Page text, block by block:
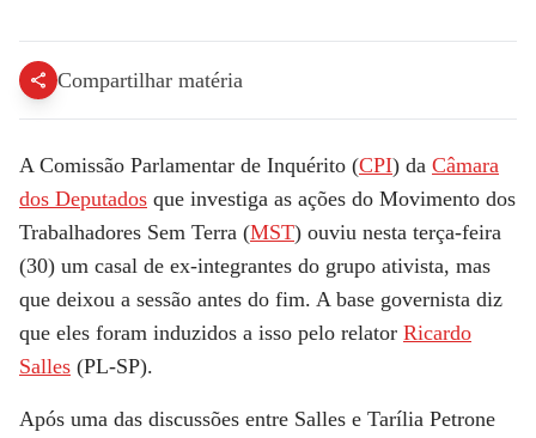
Compartilhar matéria
A Comissão Parlamentar de Inquérito (CPI) da Câmara
dos Deputados que investiga as ações do Movimento dos
Trabalhadores Sem Terra (MST) ouviu nesta terça-feira
(30) um casal de ex-integrantes do grupo ativista, mas
que deixou a sessão antes do fim. A base governista diz
que eles foram induzidos a isso pelo relator Ricardo
Salles (PL-SP).
Após uma das discussões entre Salles e Tarília Petrone